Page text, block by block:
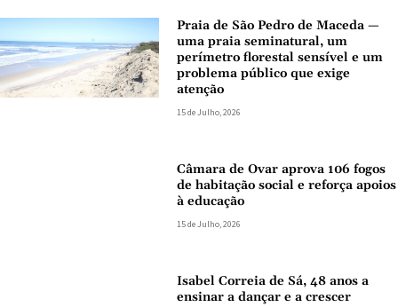
Praia de São Pedro de Maceda —
uma praia seminatural, um
perímetro florestal sensível e um
problema público que exige
atenção
15 de Julho, 2026
Câmara de Ovar aprova 106 fogos
de habitação social e reforça apoios
à educação
15 de Julho, 2026
Isabel Correia de Sá, 48 anos a
ensinar a dançar e a crescer